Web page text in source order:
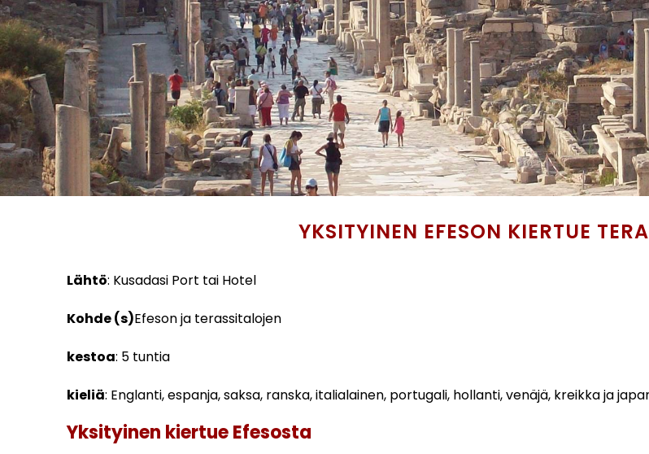
YKSITYINEN EFESON KIERTUE
Lähtö: Kusadasi Port tai Hotel
Kohde (s)Efeson ja terassitalojen
kestoa: 5 tuntia
kieliä: Englanti, espanja, saksa, ranska, italialainen, portugali, hollanti, venäjä, kreikka ja
Yksityinen kiertue Efesosta